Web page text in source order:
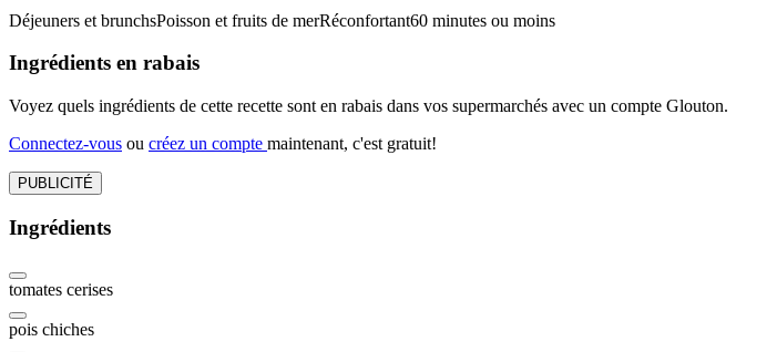
Déjeuners et brunchsPoisson et fruits de merRéconfortant60 minutes ou moins
Ingrédients en rabais
Voyez quels ingrédients de cette recette sont en rabais dans vos supermarchés avec un compte Glouton.
Connectez-vous ou créez un compte maintenant, c'est gratuit!
PUBLICITÉ
Ingrédients
tomates cerises
pois chiches